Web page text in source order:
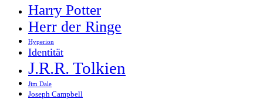
Harry Potter
Herr der Ringe
Hyperion
Identität
J.R.R. Tolkien
Jim Dale
Joseph Campbell